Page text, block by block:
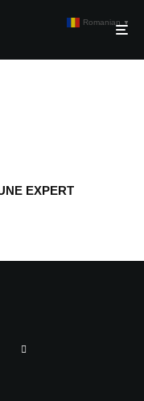
EXPERT
Romanian ▼